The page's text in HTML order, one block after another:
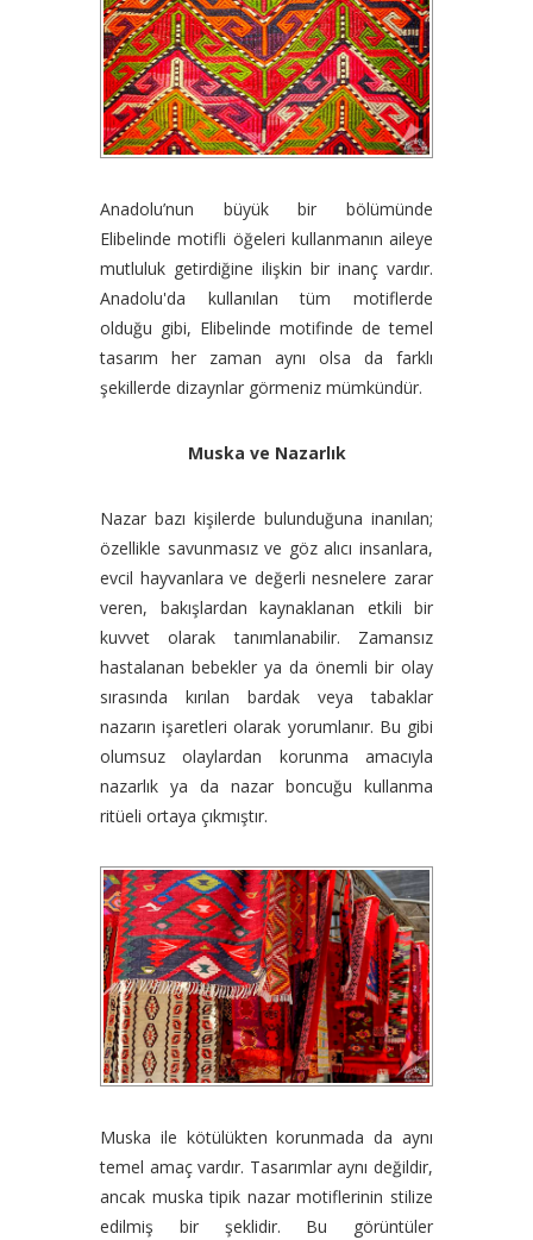
Anadolu’nun büyük bir bölümünde
Elibelinde motifli öğeleri kullanmanın aileye
mutluluk getirdiğine ilişkin bir inanç vardır.
Anadolu'da kullanılan tüm motiflerde
olduğu gibi, Elibelinde motifinde de temel
tasarım her zaman aynı olsa da farklı
şekillerde dizaynlar görmeniz mümkündür.
Muska ve Nazarlık
Nazar bazı kişilerde bulunduğuna inanılan;
özellikle savunmasız ve göz alıcı insanlara,
evcil hayvanlara ve değerli nesnelere zarar
veren, bakışlardan kaynaklanan etkili bir
kuvvet olarak tanımlanabilir. Zamansız
hastalanan bebekler ya da önemli bir olay
sırasında kırılan bardak veya tabaklar
nazarın işaretleri olarak yorumlanır. Bu gibi
olumsuz olaylardan korunma amacıyla
nazarlık ya da nazar boncuğu kullanma
ritüeli ortaya çıkmıştır.
Muska ile kötülükten korunmada da aynı
temel amaç vardır. Tasarımlar aynı değildir,
ancak muska tipik nazar motiflerinin stilize
edilmiş bir şeklidir. Bu görüntüler